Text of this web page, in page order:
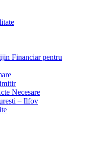
Financiar pentru
Necesare
– Ilfov